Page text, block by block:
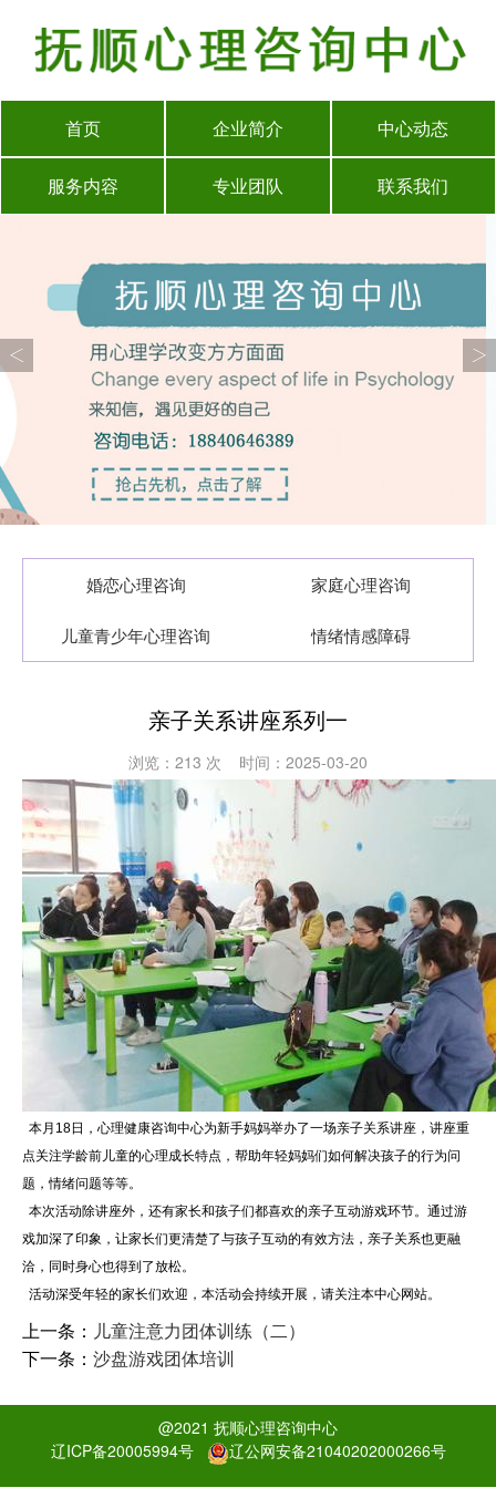
首页 企业简介 中心动态
服务内容 专业团队 联系我们
婚恋心理咨询 家庭心理咨询
儿童青少年心理咨询 情绪情感障碍
亲子关系讲座系列一
浏览： 213 次 时间：2025-03-20
本月18日，心理健康咨询中心为新手妈妈举办了一场亲子关系讲座，讲座重
点关注学龄前儿童的心理成长特点，帮助年轻妈妈们如何解决孩子的行为问
题，情绪问题等等。
本次活动除讲座外，还有家长和孩子们都喜欢的亲子互动游戏环节。通过游
戏加深了印象，让家长们更清楚了与孩子互动的有效方法，亲子关系也更融
洽，同时身心也得到了放松。
活动深受年轻的家长们欢迎，本活动会持续开展，请关注本中心网站。
上一条： 儿童注意力团体训练（二）
下一条： 沙盘游戏团体培训
@2021 抚顺心理咨询中心
辽ICP备20005994号
辽公网安备21040202000266号